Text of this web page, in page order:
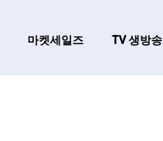
마켓세일즈 TV 생방송